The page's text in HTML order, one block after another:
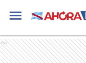
Ads